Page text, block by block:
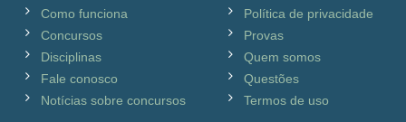
Como funciona
Concursos
Disciplinas
Fale conosco
Notícias sobre concursos
Política de privacidade
Provas
Quem somos
Questões
Termos de uso